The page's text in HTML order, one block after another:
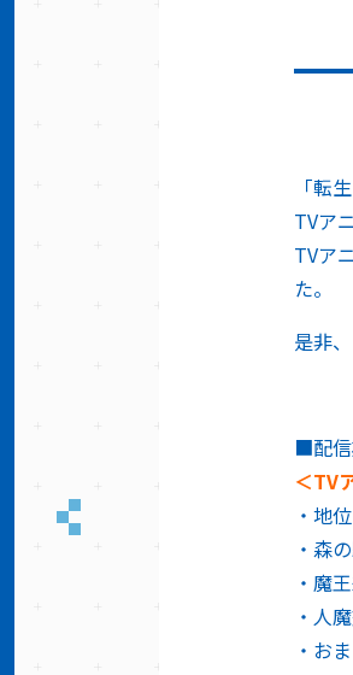
「転
TVア
TVア
た。
是非
■配信
＜TV
・地
・森
・魔
・人
・お